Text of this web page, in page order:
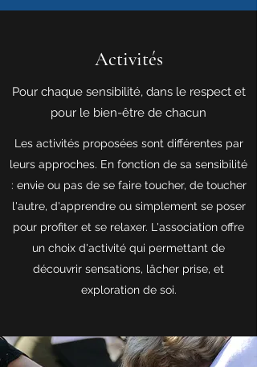
Activités
Pour chaque sensibilité, dans le respect et
pour le bien-être de chacun
Les activités proposées sont différentes par
leurs approches. En fonction de sa sensibilité
: envie ou pas de se faire toucher, de toucher
l'autre, d'apprendre ou simplement se poser
pour profiter et se relaxer. L'association offre
un choix d'activité qui permettant de
découvrir sensations, lâcher prise, et
exploration de soi.